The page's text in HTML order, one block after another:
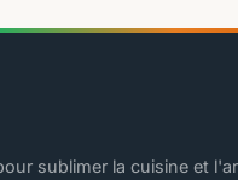
sublimer la cuisine et